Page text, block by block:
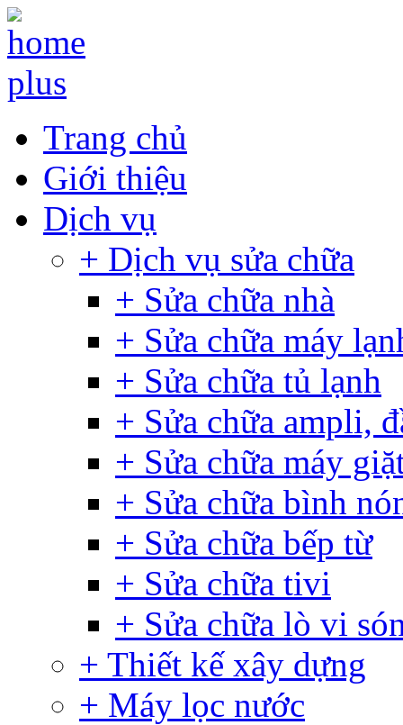
Trang chủ
Giới thiệu
Dịch vụ
+ Dịch vụ sửa chữa
+ Sửa chữa nhà
+ Sửa chữa máy
+ Sửa chữa tủ lạnh
+ Sửa chữa ampli,
+ Sửa chữa máy
+ Sửa chữa bình
+ Sửa chữa bếp từ
+ Sửa chữa tivi
+ Sửa chữa lò vi
+ Thiết kế xây dựng
+ Máy lọc nước